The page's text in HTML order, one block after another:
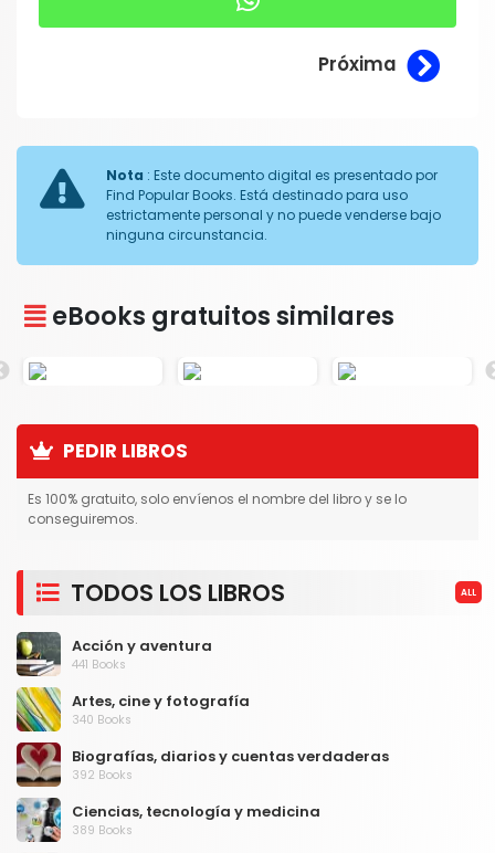
Próxima
Nota : Este documento digital es presentado por
Find Popular Books. Está destinado para uso
estrictamente personal y no puede venderse bajo
ninguna circunstancia.
eBooks gratuitos similares
PEDIR LIBROS
Es 100% gratuito, solo envíenos el nombre del libro y se lo
conseguiremos.
TODOS LOS LIBROS ALL
Acción y aventura
441 Books
Artes, cine y fotografía
340 Books
Biografías, diarios y cuentas verdaderas
392 Books
Ciencias, tecnología y medicina
389 Books